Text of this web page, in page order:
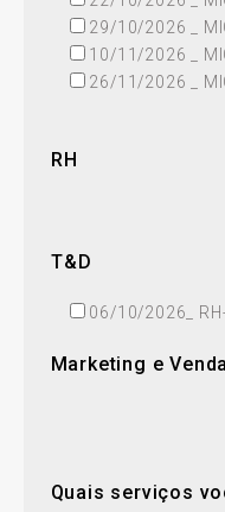
29/10/2026 _
10/11/2026 _
26/11/2026 _
⁠RH
⁠T&D
06/10/2026_
Marketing e
Quais serviços